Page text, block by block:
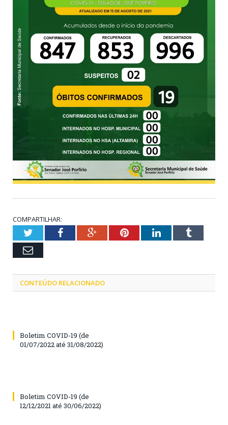
COMPARTILHAR:
TwitterFacebookGoogle+PinterestLinkedInTumblr
Email
CONTEÚDO RELACIONADO
Boletim COVID-19 (de
01/07/2022 até 31/08/2022)
Boletim COVID-19 (de
12/12/2021 até 30/06/2022)